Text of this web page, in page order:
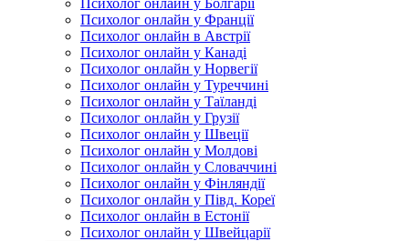
Психолог онлайн у Болгарії
Психолог онлайн у Франції
Психолог онлайн в Австрії
Психолог онлайн у Канаді
Психолог онлайн у Норвегії
Психолог онлайн у Туреччині
Психолог онлайн у Таїланді
Психолог онлайн у Грузії
Психолог онлайн у Швеції
Психолог онлайн у Молдові
Психолог онлайн у Словаччині
Психолог онлайн у Фінляндії
Психолог онлайн у Півд. Кореї
Психолог онлайн в Естонії
Психолог онлайн у Швейцарії